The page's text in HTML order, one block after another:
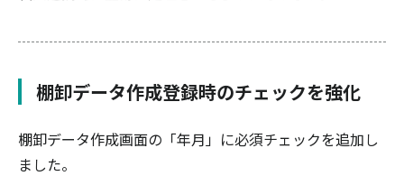
棚卸データ作成登録時のチェックを強化
棚卸データ作成画面の「年月」に必須チェックを追加し
ました。